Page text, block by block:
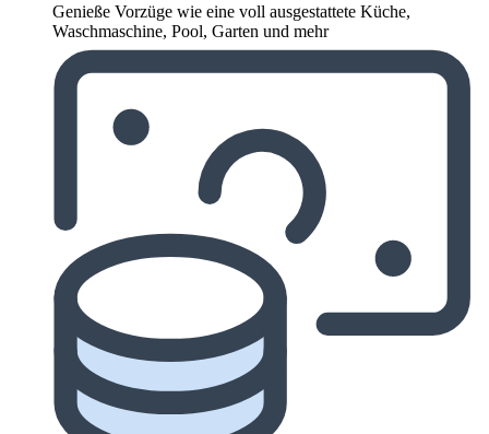
Genieße Vorzüge wie eine voll ausgestattete Küche,
Waschmaschine, Pool, Garten und mehr